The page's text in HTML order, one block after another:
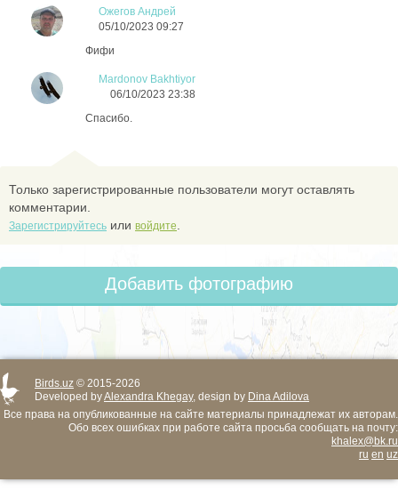
Ожегов Андрей
05/10/2023 09:27
Фифи
Mardonov Bakhtiyor
06/10/2023 23:38
Спасибо.
Только зарегистрированные пользователи могут оставлять
комментарии.
Зарегистрируйтесь или войдите
Добавить фотографию
Birds.uz © 2015-2026
Developed byAlexandra Khegay, design by Dina Adilova
Все права на опубликованные на сайте материалы принадлежат их авторам.
Обо всех ошибках при работе сайта просьба сообщать на почту:
khalex@bk.ru
ru en uz